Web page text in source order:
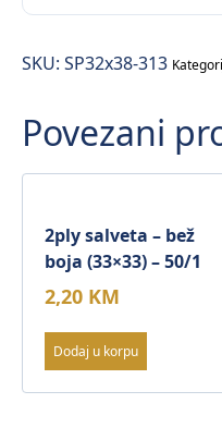
futrola
escajg
narandžasta
boja
(32×38)
50/1
količina
SKU: SP32x38-313
Povezani
2ply salveta – bež
boja (33×33) – 50/1
2,20 KM
Dodaj u korpu